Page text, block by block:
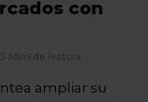
con
5 Mins de lectura
ampliar su